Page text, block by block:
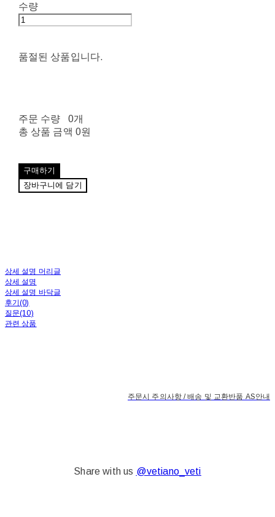
수량
품절된 상품입니다.
주문 수량
0개
총 상품 금액 0원
구매하기
장바구니에 담기
상세 설명 머리글
상세 설명
상세 설명 바닥글
후기(0)
질문(10)
관련 상품
주문시 주의사항 / 배송 및 교환반품 AS안내
Share with us @vetiano_veti